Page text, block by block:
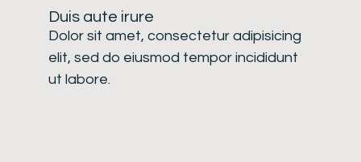
Duis aute irure
Dolor sit amet, consectetur adipisicing
elit, sed do eiusmod tempor incididunt
ut labore.